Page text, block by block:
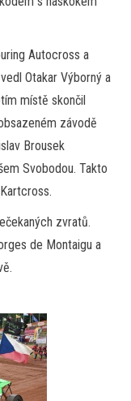
Autocross a
Otakar Výborný a
místě skončil
závodě
Brousek
Svobodou. Takto
zvratů.
de Montaigu a